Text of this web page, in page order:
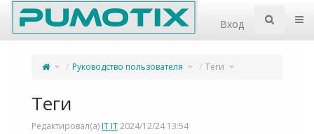
Home
Вход
Переключите
родительское
деревоРуководство пользователя Переключите
дерево
иерархии
Теги Переключите
дерево
иерархии
Теги
Редактировал(а)IT IT2024/12/24 13:54